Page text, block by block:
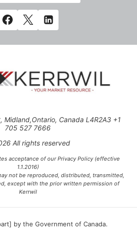
Midland,Ontario, Canada L4R2A3 +1
705 527 7666
All rights reserved
acceptance of our Privacy Policy (effective
1.1.2016)
not be reproduced, distributed, transmitted,
except with the prior written permission of
Kerrwil
by the Government of Canada.